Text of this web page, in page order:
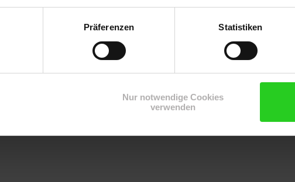
Präferenzen Statistiken
Nur notwendige Cookies
verwenden
Rosenkohl mit Speck
Zum Rezept
Knusprige Rosenkohl-
Zum Rezept